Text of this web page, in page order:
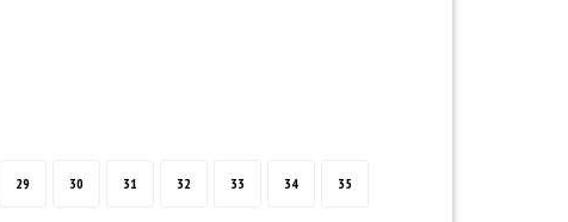
29 30 31 32 33 34 35